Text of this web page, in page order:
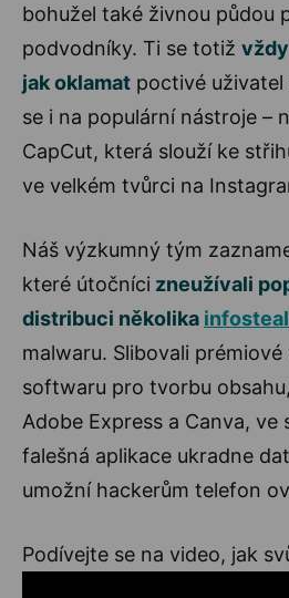
bohužel také živnou půdou
podvodníky. Ti se totiž
jak oklamat poctivé
se i na populární nástroje –
CapCut, která slouží ke
ve velkém tvůrci na
Náš výzkumný tým
které útočníci zneužívali
distribuci několika
malwaru. Slibovali
softwaru pro tvorbu
Adobe Express a Canva, ve
falešná aplikace ukradne
umožní hackerům telefon
Podívejte se na video, jak